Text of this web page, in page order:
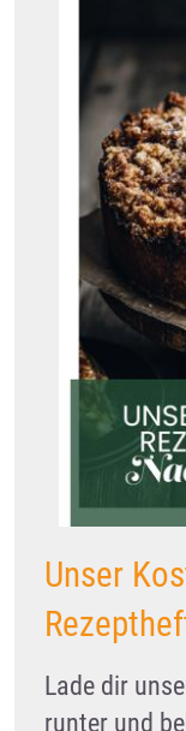
Unser
Lade dir
runter und